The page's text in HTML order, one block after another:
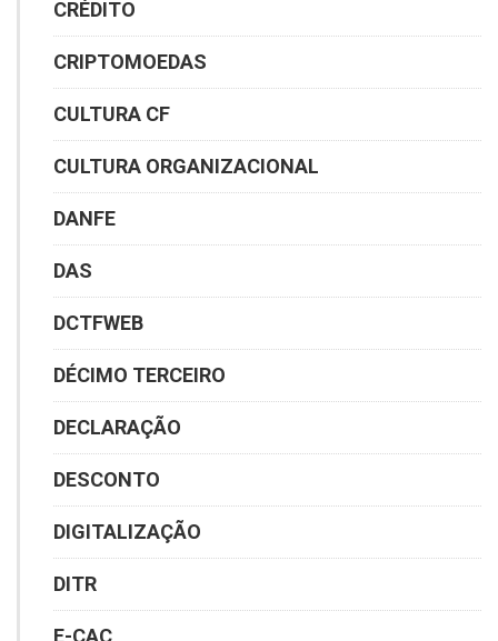
CRÉDITO
CRIPTOMOEDAS
CULTURA CF
CULTURA ORGANIZACIONAL
DANFE
DAS
DCTFWEB
DÉCIMO TERCEIRO
DECLARAÇÃO
DESCONTO
DIGITALIZAÇÃO
DITR
E-CAC